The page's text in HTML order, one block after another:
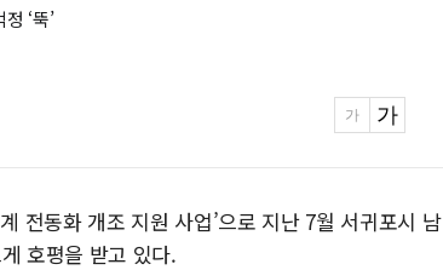
‘뚝’
전동화 개조 지원 사업’으로 지난 7월 서귀포시 남
호평을 받고 있다.